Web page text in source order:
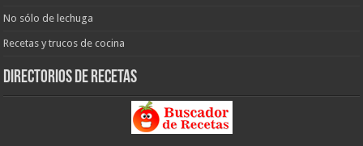
No sólo de lechuga
Recetas y trucos de cocina
Directorios de recetas